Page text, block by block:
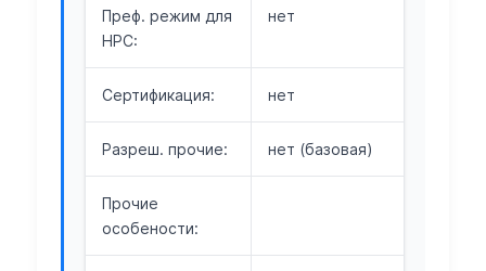
Преф. режим для
НРС:
нет
Сертификация: нет
Разреш. прочие: нет (базовая)
Прочие
особености: